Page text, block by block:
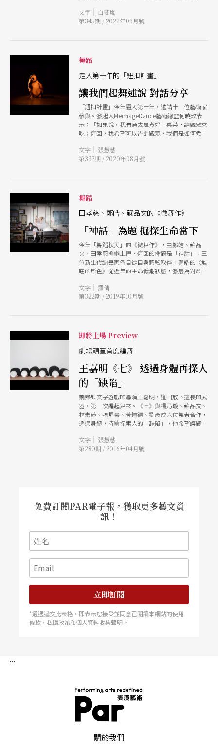
文字 | 白斐嵐
第345期 / 2022年03月號
舞蹈
走入第十年的「鈕扣計畫」
讓我們起舞述說 對話分享
「鈕扣計畫」今年邁入第十年，邀請十一位藝術家
參與。發起人MeimageDance藝術總監何曉玫表
示：「如果說，我們過去是煮好一桌菜，請觀眾來
吃；這回，我希望可以告訴觀眾，我們是如何煮這
扣」將以講演式劇場為演出形式，參與創作的八位
編舞家要在舞台上直接對話；「扣作伴」則是由旅
文字 | 張慧慧
第332期 / 2020年08月號
舞蹈
田孝慈、鄭皓、蘇品文的《微舞作》
「神話」為題 掘探生命當下
今年「舞蹈秋天」的《微舞作》，由鄭皓、蘇品
文、田孝慈擔綱上陣，這回的命題是「神話」，三
位新生代編舞家各自從自身體驗取徑：鄭皓的《觸
底的形色》從近年的生命低潮狀態，發展為對於量
性主義倡議者的蘇品文，則希望讓觀者在《嗯哼》
閱讀到女人與性的關係；田孝慈則以《清醒夢》作
文字 | 羅倩
第322期 / 2019年10月號
即將上場 Preview
劇場頑童首度編舞
王嘉明《七》 透過身體再探人
的「缺陷」
嫻熟於文字遊戲的導演王嘉明，這回放下擅長的武
器，第一次編起舞來。《七》與楊乃璇、蘇品文、
林素蓮、張堅豪、黃懷德、劉彥成六位舞者合作，
透過身體，持續探索人的「缺陷」，他希望讓觀眾
相同的「完美」的不可能。
文字 | 張慧慧
第280期 / 2016年04月號
免費訂閱PAR電子報，獲取更多藝文資
訊！
立即訂閱
*通過遞交此表格，即表示您接受並同意已閱讀本網站的使用
條款，私隱政策和個人資料收集聲明。
:::
關於我們